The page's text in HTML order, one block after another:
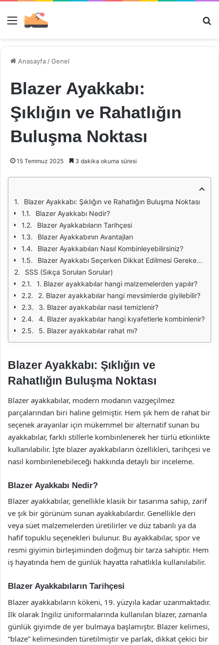
Menü
Anasayfa /Genel
Blazer Ayakkabı:
Şıklığın ve Rahatlığın
Buluşma Noktası
15 Temmuz 2025 3 dakika okuma süresi
Blazer Ayakkabı: Şıklığın ve Rahatlığın Buluşma Noktası
Blazer Ayakkabı Nedir?
Blazer Ayakkabıların Tarihçesi
Blazer Ayakkabının Avantajları
Blazer Ayakkabıları Nasıl Kombinleyebilirsiniz?
Blazer Ayakkabı Seçerken Dikkat Edilmesi Gerekenler
SSS (Sıkça Sorulan Sorular)
1. Blazer ayakkabılar hangi malzemelerden yapılır?
2. Blazer ayakkabılar hangi mevsimlerde giyilebilir?
3. Blazer ayakkabılar nasıl temizlenir?
4. Blazer ayakkabılar hangi kıyafetlerle kombinlenir?
5. Blazer ayakkabılar rahat mı?
Blazer Ayakkabı: Şıklığın ve
Rahatlığın Buluşma Noktası
Blazer ayakkabılar, modern modanın vazgeçilmez
parçalarından biri haline gelmiştir. Hem şık hem de rahat bir
seçenek arayanlar için mükemmel bir alternatif sunan bu
ayakkabılar, farklı stillerle kombinlenerek her türlü etkinlikte
kullanılabilir. İşte blazer ayakkabıların özellikleri, tarihçesi ve
nasıl kombinlenebileceği hakkında detaylı bir inceleme.
Blazer Ayakkabı Nedir?
Blazer ayakkabılar, genellikle klasik bir tasarıma sahip, zarif
ve şık bir görünüm sunan ayakkabılardır. Genellikle deri
veya süet malzemelerden üretilirler ve düz tabanlı ya da
hafif topuklu seçenekleri bulunur. Bu ayakkabılar, spor ve
resmi giyimin birleşiminden doğmuş bir tarza sahiptir. Hem
iş hayatında hem de günlük hayatta rahatlıkla kullanılabilir.
Blazer Ayakkabıların Tarihçesi
Blazer ayakkabıların kökeni, 19. yüzyıla kadar uzanmaktadır.
İlk olarak İngiliz üniformalarında kullanılan blazer, zamanla
günlük giyimde de yer bulmaya başlamıştır. Blazer kelimesi,
“blaze” kelimesinden türetilmiştir ve parlak, dikkat çekici bir